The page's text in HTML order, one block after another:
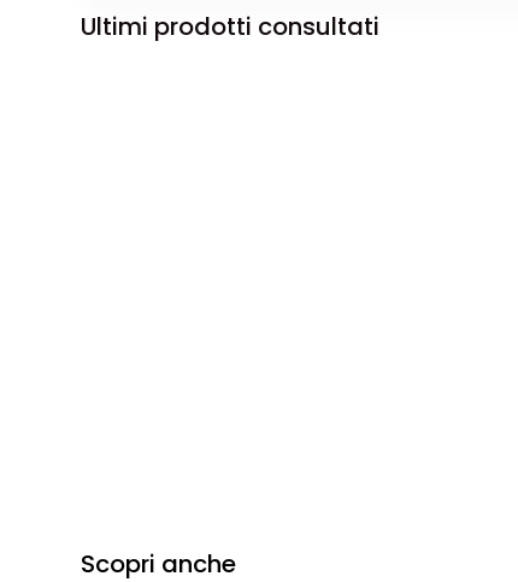
Ultimi prodotti consultati
Scopri anche